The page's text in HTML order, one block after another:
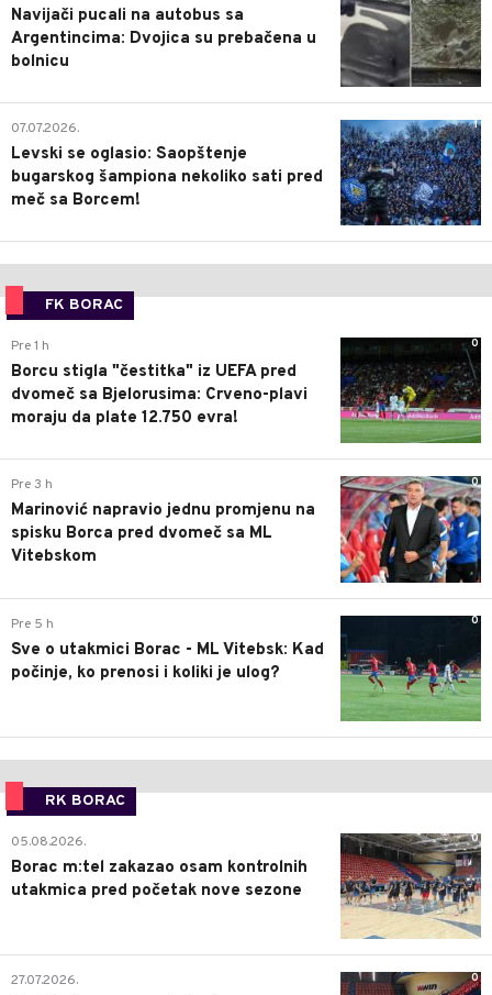
Navijači pucali na autobus sa
Argentincima: Dvojica su prebačena u
bolnicu
1
07.07.2026.
Levski se oglasio: Saopštenje
bugarskog šampiona nekoliko sati pred
meč sa Borcem!
FK BORAC
0
Pre 1 h
Borcu stigla "čestitka" iz UEFA pred
dvomeč sa Bjelorusima: Crveno-plavi
moraju da plate 12.750 evra!
0
Pre 3 h
Marinović napravio jednu promjenu na
spisku Borca pred dvomeč sa ML
Vitebskom
0
Pre 5 h
Sve o utakmici Borac - ML Vitebsk: Kad
počinje, ko prenosi i koliki je ulog?
RK BORAC
0
05.08.2026.
Borac m:tel zakazao osam kontrolnih
utakmica pred početak nove sezone
0
27.07.2026.